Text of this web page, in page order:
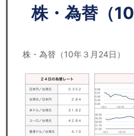
コンサルティング
経済ニュース
労務顧問
株・為替（
株・為替（10年３月24日）